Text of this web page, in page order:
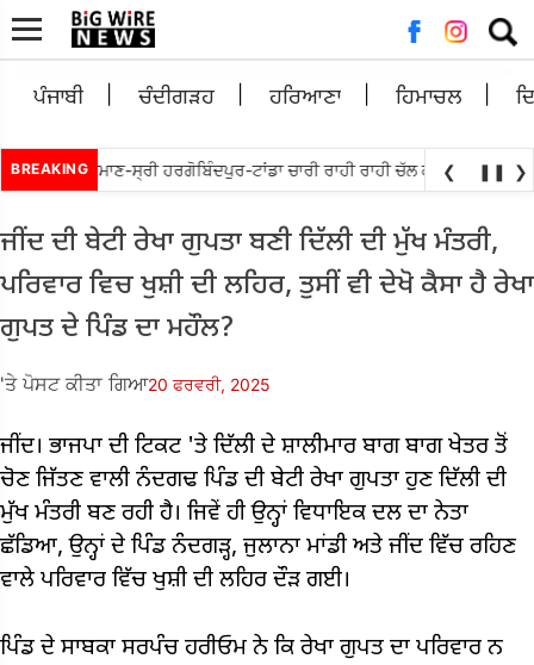
ਲਈ
ਖੋਜ:
ਪੰਜਾਬੀ ਚੰਦੀਗੜਹ ਹਰਿਆਣਾ ਹਿਮਾਚਲ
BREAKINGਵਲੋਘੁਮਾਣ-ਸ੍ਰੀ ਹਰਗੋਬਿੰਦਪੁਰ-ਟਾਂਡਾ ਚਾਰੀ ਰਾਹੀ ਰਾਹੀ ਚੱਲ ਕੇ ਮੁੜ ਅਲਾਟ ਕਰਨ
❮ ❚❚ ❯
ਜੀਂਦ ਦੀ ਬੇਟੀ ਰੇਖਾ ਗੁਪਤਾ ਬਣੀ ਦਿੱਲੀ ਦੀ ਮੁੱਖ ਮੰਤਰੀ,
ਪਰਿਵਾਰ ਵਿਚ ਖੁਸ਼ੀ ਦੀ ਲਹਿਰ, ਤੁਸੀਂ ਵੀ ਦੇਖੋ ਕੈਸਾ ਹੈ ਰੇਖਾ
ਗੁਪਤ ਦੇ ਪਿੰਡ ਦਾ ਮਹੌਲ?
'ਤੇ ਪੋਸਟ ਕੀਤਾ ਗਿਆ20 ਫਰਵਰੀ, 2025
ਜੀਂਦ। ਭਾਜਪਾ ਦੀ ਟਿਕਟ 'ਤੇ ਦਿੱਲੀ ਦੇ ਸ਼ਾਲੀਮਾਰ ਬਾਗ ਬਾਗ ਖੇਤਰ ਤੋਂ
ਚੋਣ ਜਿੱਤਣ ਵਾਲੀ ਨੰਦਗਢ ਪਿੰਡ ਦੀ ਬੇਟੀ ਰੇਖਾ ਗੁਪਤਾ ਹੁਣ ਦਿੱਲੀ ਦੀ
ਮੁੱਖ ਮੰਤਰੀ ਬਣ ਰਹੀ ਹੈ। ਜਿਵੇਂ ਹੀ ਉਨ੍ਹਾਂ ਵਿਧਾਇਕ ਦਲ ਦਾ ਨੇਤਾ
ਛੱਡਿਆ, ਉਨ੍ਹਾਂ ਦੇ ਪਿੰਡ ਨੰਦਗੜ੍ਹ, ਜੁਲਾਨਾ ਮਾਂਡੀ ਅਤੇ ਜੀਂਦ ਵਿੱਚ ਰਹਿਣ
ਵਾਲੇ ਪਰਿਵਾਰ ਵਿੱਚ ਖੁਸ਼ੀ ਦੀ ਲਹਿਰ ਦੌੜ ਗਈ।
ਪਿੰਡ ਦੇ ਸਾਬਕਾ ਸਰਪੰਚ ਹਰੀਓਮ ਨੇ ਕਿ ਰੇਖਾ ਗੁਪਤ ਦਾ ਪਰਿਵਾਰ ਨ